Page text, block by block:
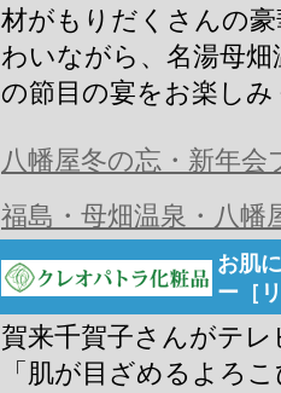
材がもりだくさんの
わいながら、名湯母畑
の節目の宴をお楽し
八幡屋冬の忘・新年会
福島・母畑温泉・八幡
お肌
ー［
賀来千賀子さんがテ
「肌が目ざめるよろ